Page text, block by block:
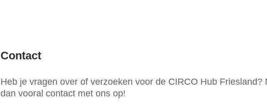
Contact
Heb je vragen over of verzoeken voor de CIRCO Hub Friesland?
dan vooral contact met ons op!